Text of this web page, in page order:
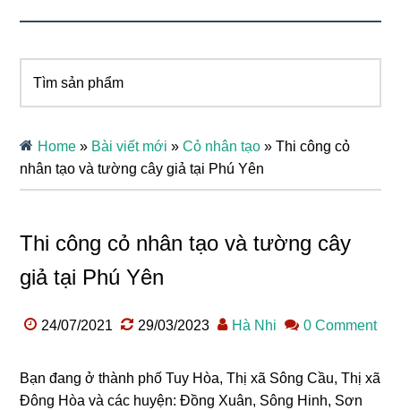
sản
Home » Bài viết mới »Cỏ nhân tạo »Thi công cỏ
nhân tạo và tường cây giả tại Phú Yên
Thi công cỏ nhân tạo và tường cây
giả tại Phú Yên
24/07/2021 29/03/2023 Hà Nhi 0 Comment
Bạn đang ở thành phố Tuy Hòa, Thị xã Sông Cầu, Thị xã
Đông Hòa và các huyện: Đồng Xuân, Sông Hinh, Sơn